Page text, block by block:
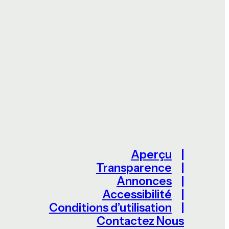
Aperçu
Transparence
Annonces
Accessibilité
Conditions d’utilisation
Contactez Nous